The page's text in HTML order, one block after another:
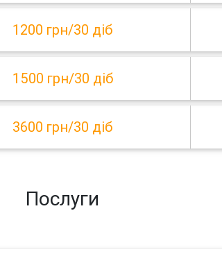
1200 грн/30 діб
1500 грн/30 діб
3600 грн/30 діб
Послуги